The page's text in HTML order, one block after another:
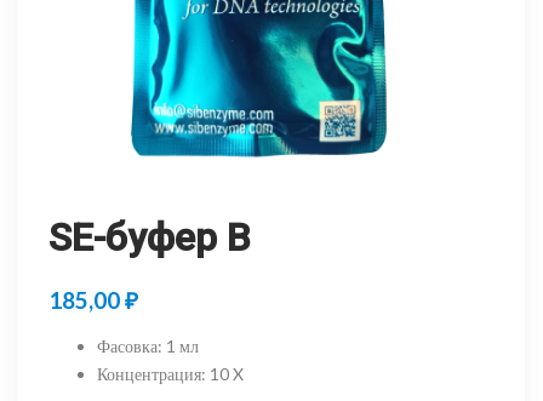
SE-буфер B
185,00₽
Фасовка: 1 мл
Концентрация: 10 X